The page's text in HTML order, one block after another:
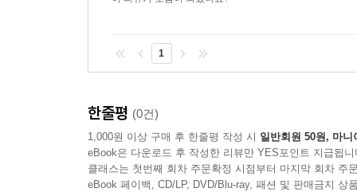
지금, “책임감 있는 의견 쓰기란 무엇인가 묻는 이
수 있다. 뭔가 잘못되었다고 말할 수 있다. 우리가
분노의 차이를 아는 것이다.”(86쪽)
1
한줄평 (0건)
1,000원 이상 구매 후 한줄평 작성 시 일반회원 50원, 마니
eBook은 다운로드 후 작성한 리뷰만 YES포인트 지급됩니
클래스는 첫번째 회차 주문확정 시점부터 마지막 회차 주
eBook 페이백, CD/LP, DVD/Blu-ray, 패션 및 판매금지 상